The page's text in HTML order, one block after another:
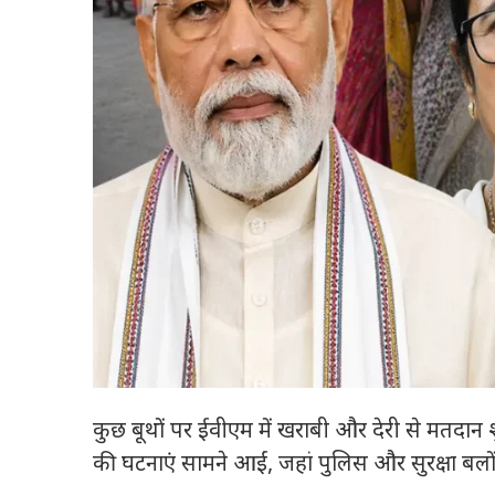
कुछ बूथों पर ईवीएम में खराबी और देरी से मतदान
की घटनाएं सामने आईं, जहां पुलिस और सुरक्षा बलों